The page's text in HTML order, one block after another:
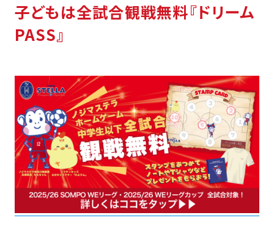
子どもは全試合観戦無料『ドリーム
PASS』